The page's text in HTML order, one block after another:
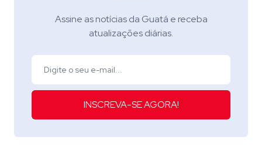
Assine as notícias da Guatá e receba
atualizações diárias.
INSCREVA-SE AGORA!